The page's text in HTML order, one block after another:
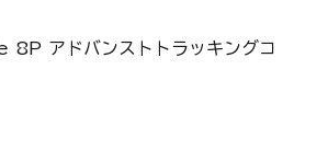
アドバンストトラッキングコ